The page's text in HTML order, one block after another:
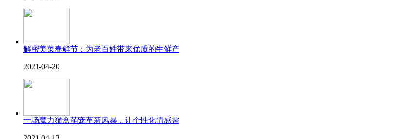
解密美菜春鲜节：为老百姓带来优质的生鲜产
2021-04-20
一场魔力猫盒萌宠革新风暴，让个性化情感需